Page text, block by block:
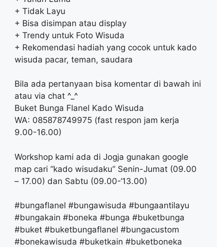
+ Tidak Layu
+ Bisa disimpan atau display
+ Trendy untuk Foto Wisuda
+ Rekomendasi hadiah yang cocok untuk kado
wisuda pacar, teman, saudara
Bila ada pertanyaan bisa komentar di bawah ini
atau via chat ^_^
Buket Bunga Flanel Kado Wisuda
WA: 085878749975 (fast respon jam kerja
9.00-16.00)
Workshop kami ada di Jogja gunakan google
map cari “kado wisudaku” Senin-Jumat (09.00
– 17.00) dan Sabtu (09.00-‘13.00)
#bungaflanel #bungawisuda #bungaantilayu
#bungakain #boneka #bunga #buketbunga
#buket #buketbungaflanel #bungacustom
#bonekawisuda #buketkain #buketboneka